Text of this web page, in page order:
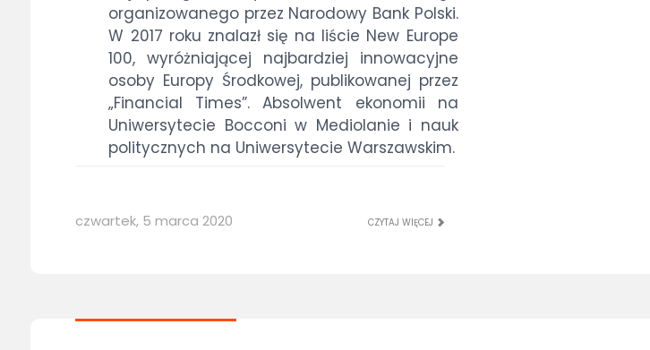
organizowanego przez Narodowy Bank Polski.
W 2017 roku znalazł się na liście New Europe
100, wyróżniającej najbardziej innowacyjne
osoby Europy Środkowej, publikowanej przez
„Financial Times”. Absolwent ekonomii na
Uniwersytecie Bocconi w Mediolanie i nauk
politycznych na Uniwersytecie Warszawskim.
czwartek, 5 marca 2020 CZYTAJ WIĘCEJ